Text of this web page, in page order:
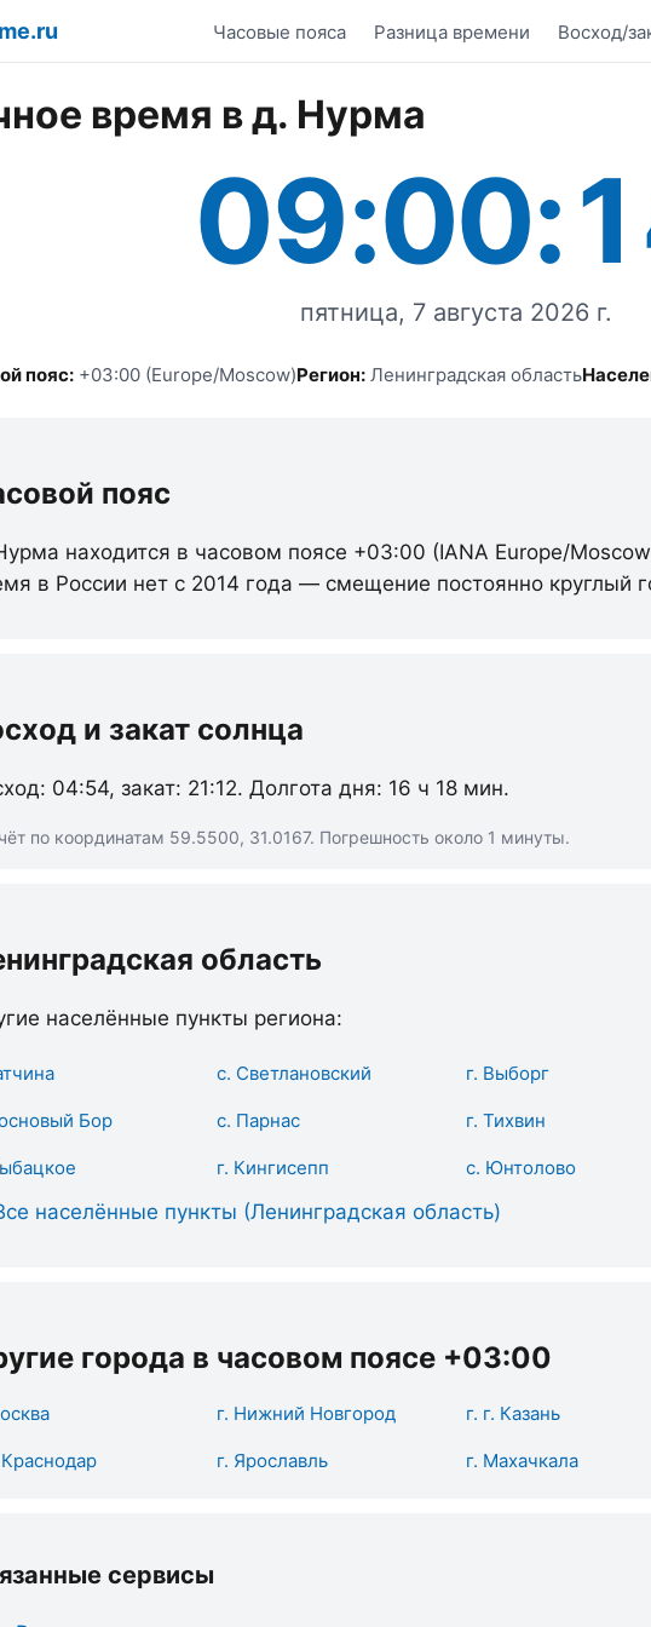
Часовые пояса Разница времени Восход/
время в д. Нурма
пятница, 7 августа 2026 г.
пояс: +03:00 (Europe/Moscow)Регион: Ленинградская область
пояс
находится в часовом поясе +03:00 (IANA Europe/
в России нет с 2014 года — смещение постоянно круглый
и закат солнца
04:54, закат: 21:12. Долгота дня: 16 ч 18 мин.
по координатам 59.5500, 31.0167. Погрешность около 1 минуты.
область
населённые пункты региона:
с. Светлановский г. Выборг
Бор с. Парнас г. Тихвин
г. Кингисепп с. Юнтолово
населённые пункты (Ленинградская область)
города в часовом поясе +03:00
г. Нижний Новгород г. г. Казань
Краснодар г. Ярославль г. Махачкала
сервисы